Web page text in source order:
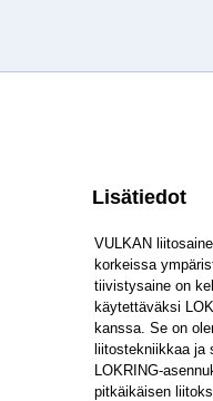
Lisätiedot
VULKAN
korkeissa
tiivistysaine on
käytettäväksi
kanssa. Se on
liitostekniikkaa ja
LOKRING-
pitkäikäisen